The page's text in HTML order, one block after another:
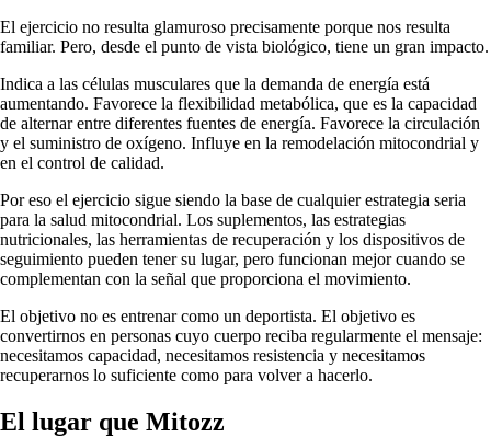
El ejercicio no resulta glamuroso precisamente porque nos resulta
familiar. Pero, desde el punto de vista biológico, tiene un gran impacto.
Indica a las células musculares que la demanda de energía está
aumentando. Favorece la flexibilidad metabólica, que es la capacidad
de alternar entre diferentes fuentes de energía. Favorece la circulación
y el suministro de oxígeno. Influye en la remodelación mitocondrial y
en el control de calidad.
Por eso el ejercicio sigue siendo la base de cualquier estrategia seria
para la salud mitocondrial. Los suplementos, las estrategias
nutricionales, las herramientas de recuperación y los dispositivos de
seguimiento pueden tener su lugar, pero funcionan mejor cuando se
complementan con la señal que proporciona el movimiento.
El objetivo no es entrenar como un deportista. El objetivo es
convertirnos en personas cuyo cuerpo reciba regularmente el mensaje:
necesitamos capacidad, necesitamos resistencia y necesitamos
recuperarnos lo suficiente como para volver a hacerlo.
El lugar que Mitozz